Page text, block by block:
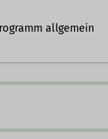
allgemein